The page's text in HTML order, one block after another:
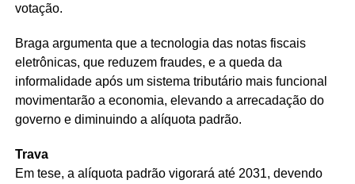
votação.
Braga argumenta que a tecnologia das notas fiscais
eletrônicas, que reduzem fraudes, e a queda da
informalidade após um sistema tributário mais funcional
movimentarão a economia, elevando a arrecadação do
governo e diminuindo a alíquota padrão.
Trava
Em tese, a alíquota padrão vigorará até 2031, devendo